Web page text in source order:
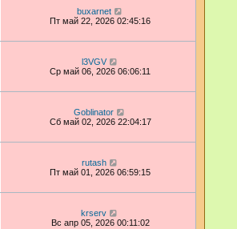
buxarnet
Пт май 22, 2026 02:45:16
l3VGV
Ср май 06, 2026 06:06:11
Goblinator
Сб май 02, 2026 22:04:17
rutash
Пт май 01, 2026 06:59:15
krserv
Вс апр 05, 2026 00:11:02